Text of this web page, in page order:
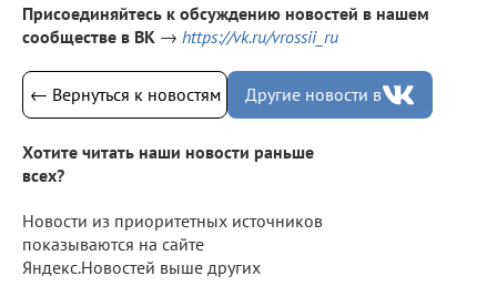
Присоединяйтесь к обсуждению новостей в нашем
сообществе в ВК → https://vk.ru/vrossii_ru
← Вернуться к новостям Другие новости в
Хотите читать наши новости раньше
всех?
Новости из приоритетных источников
показываются на сайте
Яндекс.Новостей выше других